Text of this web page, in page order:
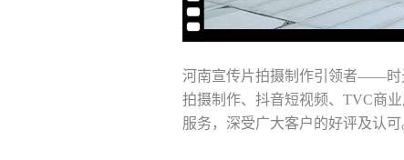
河南宣传片拍摄制作引领者——时
拍摄制作、抖音短视频、TVC商
服务，深受广大客户的好评及认可